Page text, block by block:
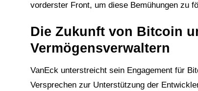
vorderster Front, um diese Bemühungen zu
Die Zukunft von Bitcoin
Vermögensverwaltern
VanEck unterstreicht sein Engagement für
Versprechen zur Unterstützung der